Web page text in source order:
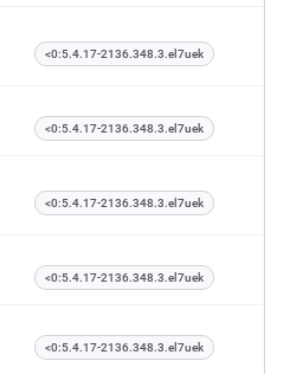
<0:5.4.17-2136.348.3.el7uek
<0:5.4.17-2136.348.3.el7uek
<0:5.4.17-2136.348.3.el7uek
<0:5.4.17-2136.348.3.el7uek
<0:5.4.17-2136.348.3.el7uek